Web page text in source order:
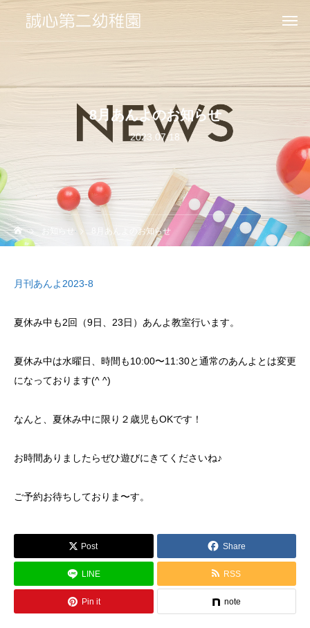
8月あんよのお知らせ
2023.07.18
お知らせ 8月あんよのお知らせ
月刊あんよ2023-8
夏休み中も2回（9日、23日）あんよ教室行います。
夏休み中は水曜日、時間も10:00〜11:30と通常のあんよとは変更
になっております(^ ^)
なんと、夏休み中に限り２歳児もOKです！
お時間ありましたらぜひ遊びにきてくださいね♪
ご予約お待ちしておりま〜す。
Post Share
LINE RSS
Pin it note